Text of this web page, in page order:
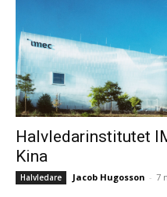
Halvledarinstitutet
Kina
Halvledare Jacob Hugosson - 7